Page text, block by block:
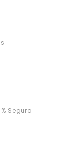
Seguro